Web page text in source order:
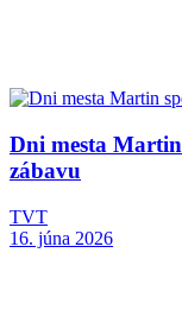
Dni mesta
zábavu
TVT
16. júna 2026